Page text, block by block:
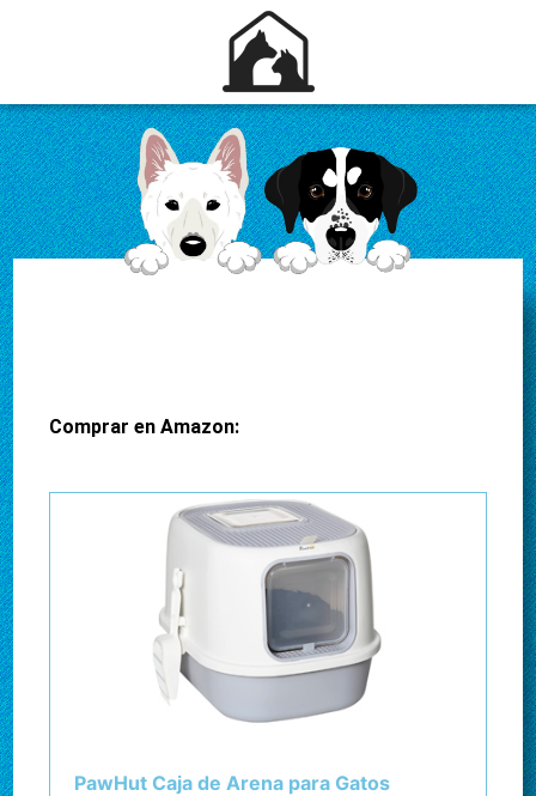
Comprar en Amazon:
PawHut Caja de Arena para Gatos